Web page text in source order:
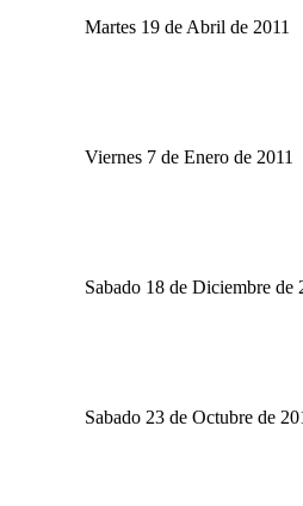
Martes 19 de Abril de 2011
Viernes 7 de Enero de 2011
Sabado 18 de Diciembre de
Sabado 23 de Octubre de